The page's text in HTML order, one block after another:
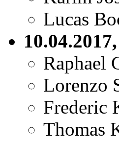
Lucas
Raphael
Lorenzo
Frederic
Thomas